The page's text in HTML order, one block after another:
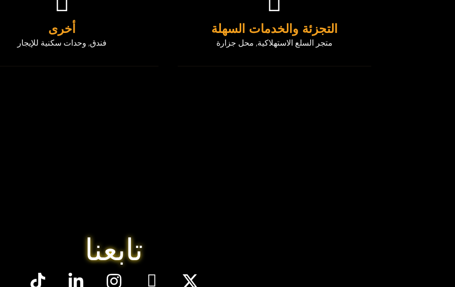
التجزئة والخدمات السهلة
متجر السلع الاستهلاكية, محل جزارة
أخرى
فندق, وحدات سكنية للإيجار
تابعنا